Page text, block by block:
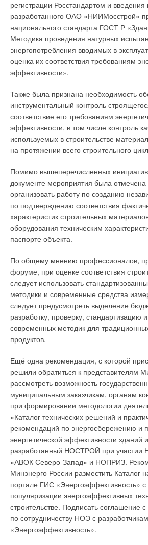
регистрации Росстандартом и введения
разработанного ОАО «НИИМосстрой»
национального стандарта ГОСТ Р
Методика проведения натурных
энергопотребления вводимых в
оценка их соответствия требованиям
эффективности».
Также была признана необходимость
инструментальный контроль
соответствие его требованиям
эффективности, в том числе контроль
используемых в строительстве
на протяжении всего строительного
Помимо вышеперечисленных
документе мероприятия была
организовать работу по созданию
по подтверждению соответствия
характеристик строительных
оборудования техническим
паспорте объекта.
По общему мнению профессионалов,
форуме, при оценке соответствия
следует использовать
методики и современные средства
следует предусмотреть выделение
разработку, проверку, стандартизацию
современных методик для
продуктов.
Ещё одна рекомендация, с которой
решили обратиться к представителям
рассмотреть возможность
муниципальным заказчикам, органам
при формировании методологии
«Каталог технических решений и
рекомендаций по энергосбережению и
энергетической эффективности зданий
разработанный НОСТРОЙ при
«АВОК Северо-Запад» и НОПРИЗ.
Минэнерго России разместить Каталог
портале ГИС «Энергоэффективность»
популяризации энергоэффективных
строительстве. Подписать соглашение
по сотрудничеству НОЭ с
«Энергоэффективность».